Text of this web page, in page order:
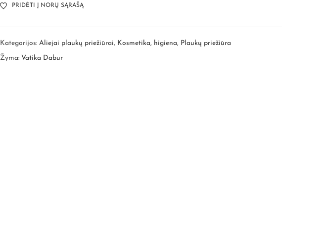
PRIDĖTI Į NORŲ SĄRAŠĄ
Kategorijos: Aliejai plaukų priežiūrai, Kosmetika, higiena, Plaukų priežiūra
Žyma: Vatika Dabur